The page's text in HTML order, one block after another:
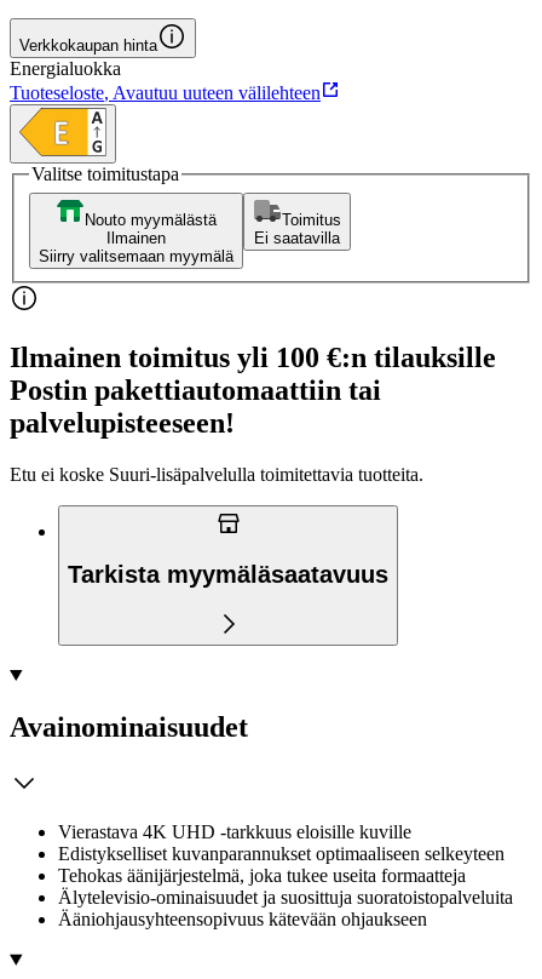
Verkkokaupan hinta
Energialuokka
Tuoteseloste, Avautuu uuteen välilehteen
Valitse toimitustapa
Nouto myymälästä
Ilmainen
Siirry valitsemaan myymälä
Toimitus
Ei saatavilla
Ilmainen toimitus yli 100 €:n tilauksille
Postin pakettiautomaattiin tai
palvelupisteeseen!
Etu ei koske Suuri‑lisäpalvelulla toimitettavia tuotteita.
Tarkista myymäläsaatavuus
Avainominaisuudet
Vierastava 4K UHD -tarkkuus eloisille kuville
Edistykselliset kuvanparannukset optimaaliseen selkeyteen
Tehokas äänijärjestelmä, joka tukee useita formaatteja
Älytelevisio-ominaisuudet ja suosittuja suoratoistopalveluita
Ääniohjausyhteensopivuus kätevään ohjaukseen